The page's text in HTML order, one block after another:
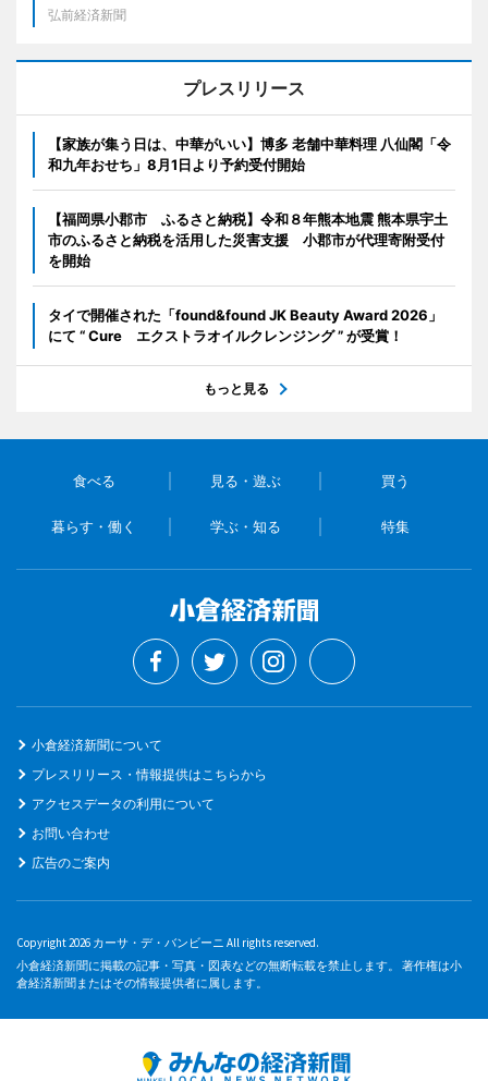
弘前経済新聞
プレスリリース
【家族が集う日は、中華がいい】博多 老舗中華料理 八仙閣「令
和九年おせち」8月1日より予約受付開始
【福岡県小郡市 ふるさと納税】令和８年熊本地震 熊本県宇土
市のふるさと納税を活用した災害支援 小郡市が代理寄附受付
を開始
タイで開催された「found&found JK Beauty Award 2026」
にて “ Cure エクストラオイルクレンジング ” が受賞！
もっと見る
食べる 見る・遊ぶ 買う
暮らす・働く 学ぶ・知る 特集
小倉経済新聞について
プレスリリース・情報提供はこちらから
アクセスデータの利用について
お問い合わせ
広告のご案内
Copyright 2026 カーサ・デ・バンビーニ All rights reserved.
小倉経済新聞に掲載の記事・写真・図表などの無断転載を禁止します。 著作権は小
倉経済新聞またはその情報提供者に属します。